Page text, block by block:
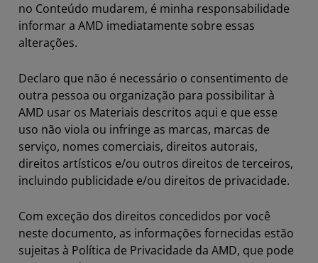
no Conteúdo mudarem, é minha responsabilidade
informar a AMD imediatamente sobre essas
alterações.
Declaro que não é necessário o consentimento de
outra pessoa ou organização para possibilitar à
AMD usar os Materiais descritos aqui e que esse
uso não viola ou infringe as marcas, marcas de
serviço, nomes comerciais, direitos autorais,
direitos artísticos e/ou outros direitos de terceiros,
incluindo publicidade e/ou direitos de privacidade.
Com exceção dos direitos concedidos por você
neste documento, as informações fornecidas estão
sujeitas à Política de Privacidade da AMD, que pode